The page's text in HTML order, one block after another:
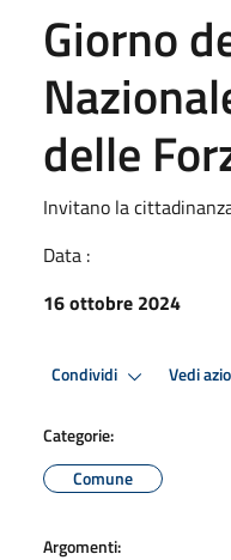
Giorno
delle
Invitano la
Data :
16 ottobre 2024
Condividi Vedi
Categorie:
Comune
Argomenti: